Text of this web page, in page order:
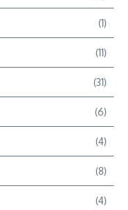
(1)
(11)
(31)
(6)
(4)
(8)
(4)